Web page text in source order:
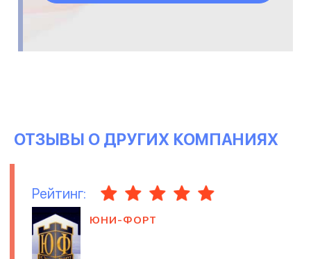
ОТЗЫВЫ О ДРУГИХ КОМПАНИЯХ
Рейтинг:
ЮНИ-ФОРТ